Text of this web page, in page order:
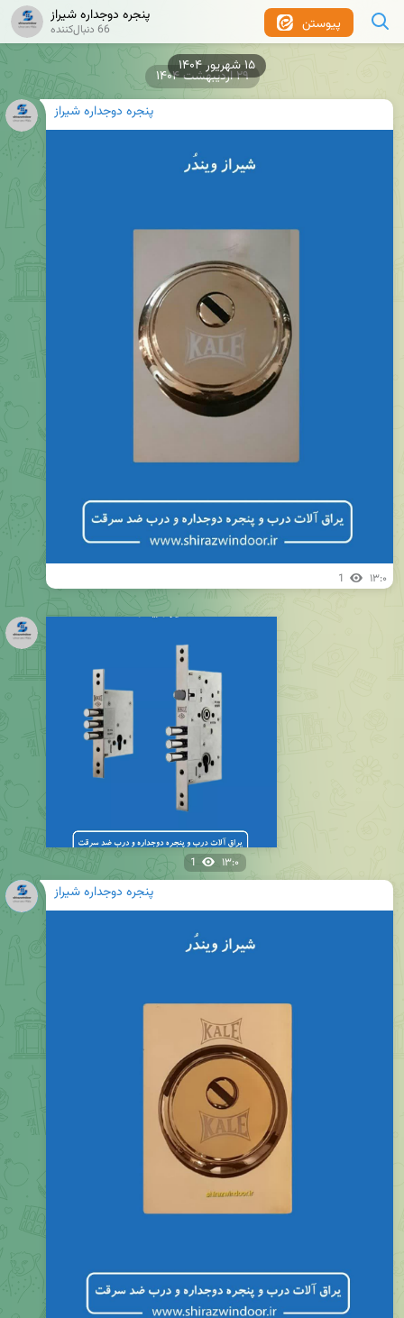
۱۵ شهریور ۱۴۰۴
پیوستن پنجره دوجداره شیراز
66 دنبال‌کننده
پنجره دوجداره شیراز
1 ۱۳:۰
۲۹ اردیبهشت ۱۴۰۴
1 ۱۳:۰
پنجره دوجداره شیراز